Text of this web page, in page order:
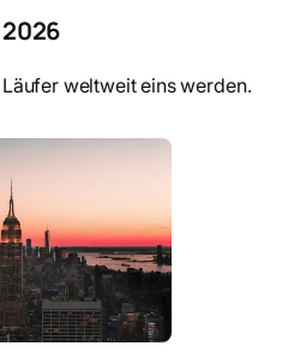
weltweit eins werden.